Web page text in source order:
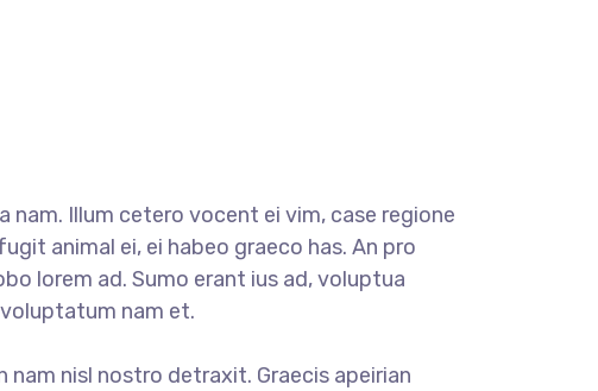
nam. Illum cetero vocent ei vim, case regione
animal ei, ei habeo graeco has. An pro
lorem ad. Sumo erant ius ad, voluptua
nam et.
nam nisl nostro detraxit. Graecis apeirian